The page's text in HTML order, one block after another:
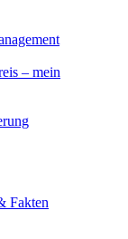
– mein
Fakten